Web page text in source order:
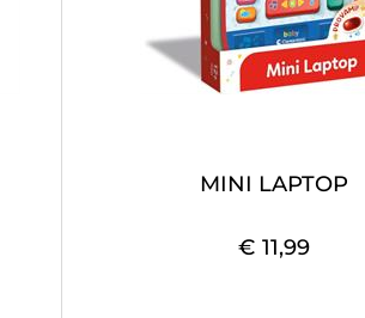
MINI LAPTOP
€ 11,99